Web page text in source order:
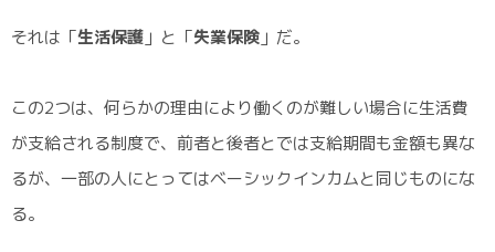
それは「生活保護 」と「失業保険 」だ。
この2つは、何らかの理由により働くのが難しい場合に生活費
が支給される制度で、前者と後者とでは支給期間も金額も異な
るが、一部の人にとってはベーシックインカムと同じものにな
る。